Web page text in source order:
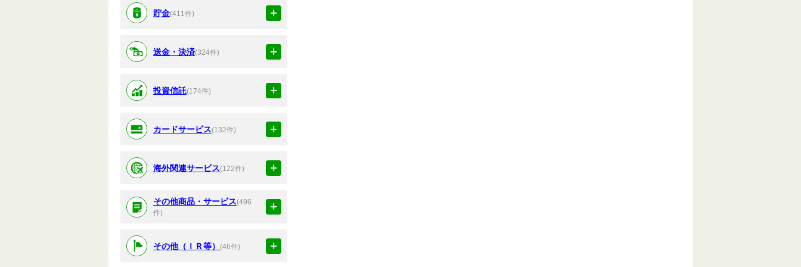
貯金(411件)
送金・決済(324件)
投資信託(174件)
カードサービス(132件)
海外関連サービス(122件)
その他商品・サービス(496
件)
その他（ＩＲ等） (46件)